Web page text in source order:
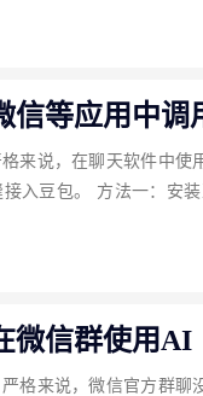
信等应用中调
来说，在聊天软件中使
入豆包。 方法一：安
微信群使用AI
格来说，微信官方群聊